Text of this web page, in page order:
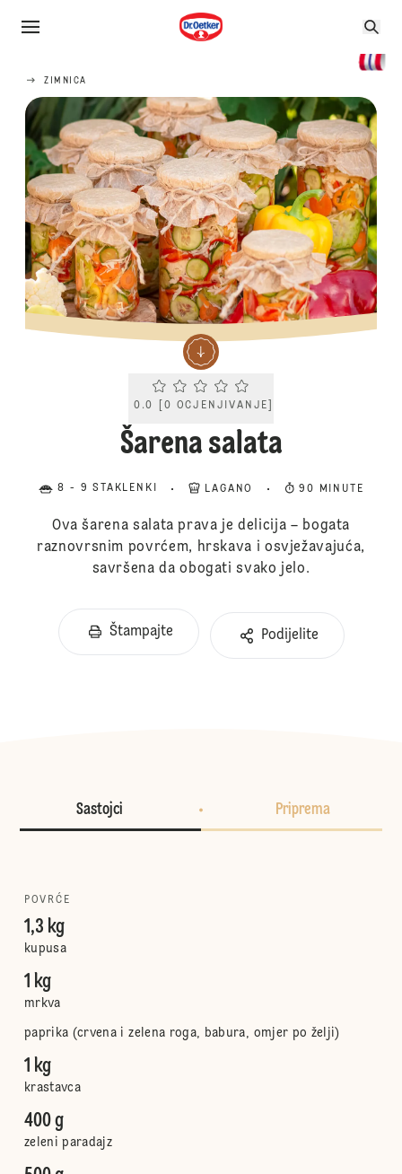
ZIMNICA
Current rating 0.0. Click to rate.
0.0 [0 OCJENJIVANJE
Šarena salata
8 - 9 STAKLENKI LAGANO 90 MINUTE
Ova šarena salata prava je delicija – bogata
raznovrsnim povrćem, hrskava i osvježavajuća,
savršena da obogati svako jelo.
Štampajte Podijelite
Sastojci Priprema
POVRĆE
1,3 kg
kupusa
1 kg
mrkva
paprika (crvena i zelena roga, babura, omjer po želji)
1 kg
krastavca
400 g
zeleni paradajz